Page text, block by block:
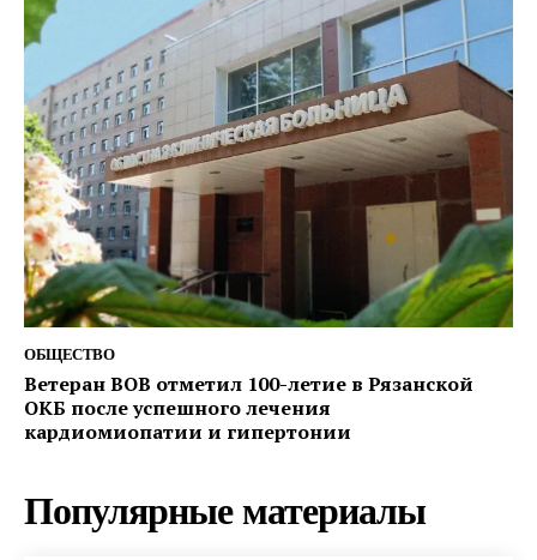
ОБЩЕСТВО
Ветеран ВОВ отметил 100-летие в Рязанской
ОКБ после успешного лечения
кардиомиопатии и гипертонии
Популярные материалы